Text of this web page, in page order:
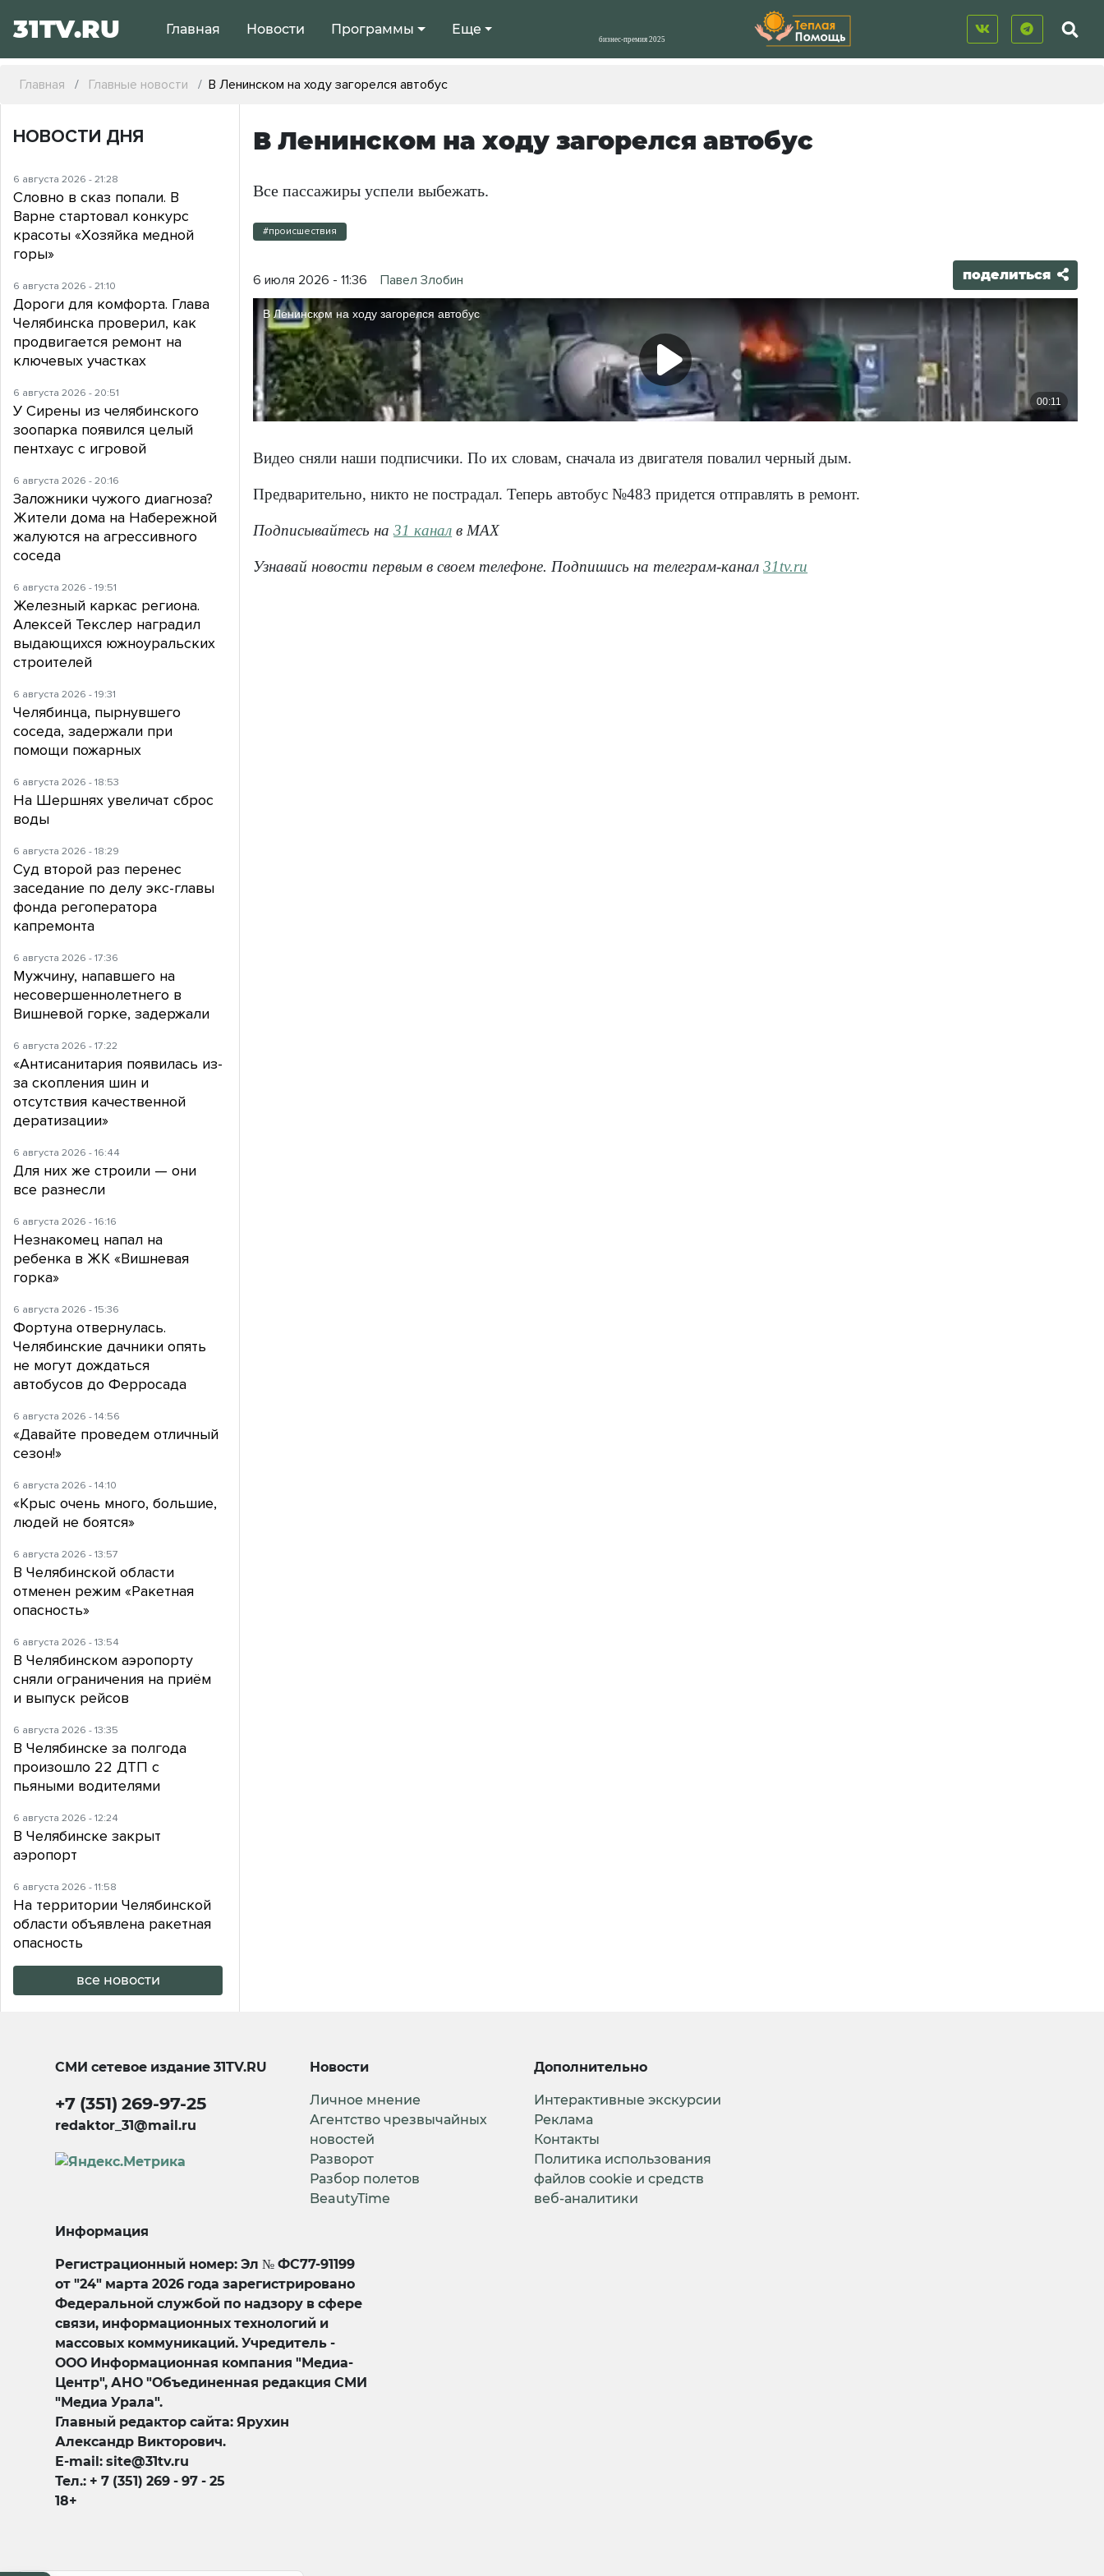
31TV.RU Главная Новости Программы Еще
Главная Главные новости В Ленинском на ходу загорелся автобус
В Ленинском на ходу загорелся автобус
Все пассажиры успели выбежать.
#происшествия
6 июля 2026 - 11:36 Павел Злобин поделиться
Видео сняли наши подписчики. По их словам, сначала из двигателя повалил черный дым.
Предварительно, никто не пострадал. Теперь автобус №483 придется отправлять в ремонт.
Подписывайтесь на31 канал в МАХ
Узнавай новости первым в своем телефоне. Подпишись на телеграм-канал31tv.ru
НОВОСТИ ДНЯ
6 августа 2026 - 21:28
Словно в сказ попали. В
Варне стартовал конкурс
красоты «Хозяйка медной
горы»
6 августа 2026 - 21:10
Дороги для комфорта. Глава
Челябинска проверил, как
продвигается ремонт на
ключевых участках
6 августа 2026 - 20:51
У Сирены из челябинского
зоопарка появился целый
пентхаус с игровой
6 августа 2026 - 20:16
Заложники чужого диагноза?
Жители дома на Набережной
жалуются на агрессивного
соседа
6 августа 2026 - 19:51
Железный каркас региона.
Алексей Текслер наградил
выдающихся южноуральских
строителей
6 августа 2026 - 19:31
Челябинца, пырнувшего
соседа, задержали при
помощи пожарных
6 августа 2026 - 18:53
На Шершнях увеличат сброс
воды
6 августа 2026 - 18:29
Суд второй раз перенес
заседание по делу экс-главы
фонда регоператора
капремонта
6 августа 2026 - 17:36
Мужчину, напавшего на
несовершеннолетнего в
Вишневой горке, задержали
6 августа 2026 - 17:22
«Антисанитария появилась из-
за скопления шин и
отсутствия качественной
дератизации»
6 августа 2026 - 16:44
Для них же строили — они
все разнесли
6 августа 2026 - 16:16
Незнакомец напал на
ребенка в ЖК «Вишневая
горка»
6 августа 2026 - 15:36
Фортуна отвернулась.
Челябинские дачники опять
не могут дождаться
автобусов до Ферросада
6 августа 2026 - 14:56
«Давайте проведем отличный
сезон!»
6 августа 2026 - 14:10
«Крыс очень много, большие,
людей не боятся»
6 августа 2026 - 13:57
В Челябинской области
отменен режим «Ракетная
опасность»
6 августа 2026 - 13:54
В Челябинском аэропорту
сняли ограничения на приём
и выпуск рейсов
6 августа 2026 - 13:35
В Челябинске за полгода
произошло 22 ДТП с
пьяными водителями
6 августа 2026 - 12:24
В Челябинске закрыт
аэропорт
6 августа 2026 - 11:58
На территории Челябинской
области объявлена ракетная
опасность
все новости
СМИ сетевое издание31TV.RU
+7 (351) 269-97-25
redaktor_31@mail.ru
Новости
Личное мнение
Агентство чрезвычайных
новостей
Разворот
Разбор полетов
BeautyTime
Дополнительно
Интерактивные экскурсии
Реклама
Контакты
Политика использования
файлов cookie и средств
веб-аналитики
Информация
Регистрационный номер: Эл № ФС77-91199
от "24" марта 2026 года зарегистрировано
Федеральной службой по надзору в сфере
связи, информационных технологий и
массовых коммуникаций. Учредитель -
ООО Информационная компания "Медиа-
Центр", АНО "Объединенная редакция СМИ
"Медиа Урала".
Главный редактор сайта: Ярухин
Александр Викторович.
E-mail: site@31tv.ru
Тел.: + 7 (351) 269 - 97 - 25
18+